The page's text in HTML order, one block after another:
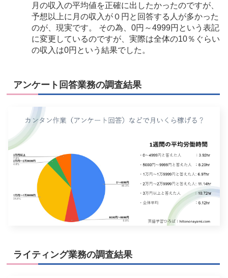
月の収入の平均値を正確に出したかったのですが、
予想以上に月の収入が０円と回答する人が多かった
のが、現実です。 その為、0円～4999円という表記
に変更しているのですが、実際は全体の10％ぐらい
の収入は0円という結果でした。
アンケート回答業務の調査結果
ライティング業務の調査結果